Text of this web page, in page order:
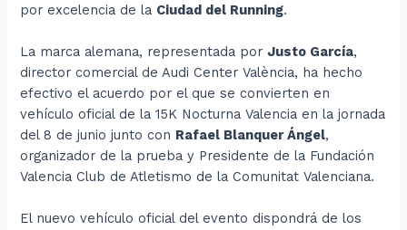
por excelencia de la Ciudad del Running.
La marca alemana, representada porJusto García,
director comercial de Audi Center València, ha hecho
efectivo el acuerdo por el que se convierten en
vehículo oficial de la 15K Nocturna Valencia en la jornada
del 8 de junio junto con Rafael Blanquer Ángel,
organizador de la prueba y Presidente de la Fundación
Valencia Club de Atletismo de la Comunitat Valenciana.
El nuevo vehículo oficial del evento dispondrá de los